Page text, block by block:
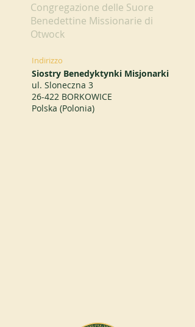
Congregazione delle Suore
Benedettine Missionarie di
Otwock
Indirizzo
Siostry Benedyktynki Misjonarki
ul. Sloneczna 3
26-422 BORKOWICE
Polska (Polonia)